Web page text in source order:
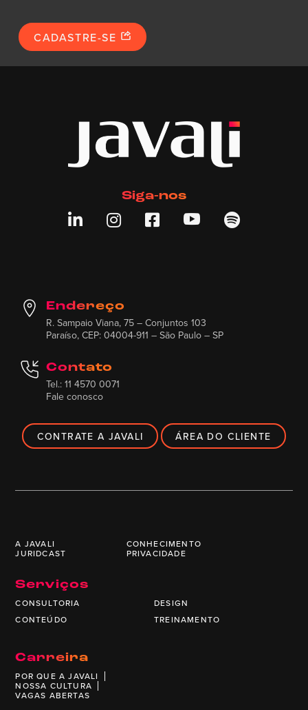
CADASTRE-SE
Siga-nos
    
Endereço
R. Sampaio Viana, 75 – Conjuntos 103
Paraíso, CEP: 04004-911 – São Paulo – SP
Contato
Tel.: 11 4570 0071
Fale conosco
CONTRATE A JAVALI ÁREA DO CLIENTE
A JAVALI
CONHECIMENTO
JURIDCAST
PRIVACIDADE
Serviços
CONSULTORIA
DESIGN
CONTEÚDO
TREINAMENTO
Carreira
POR QUE A JAVALI
NOSSA CULTURA
VAGAS ABERTAS